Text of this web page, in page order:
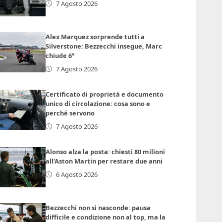
7 Agosto 2026
Alex Marquez sorprende tutti a
Silverstone: Bezzecchi insegue, Marc
chiude 6°
7 Agosto 2026
Certificato di proprietà e documento
unico di circolazione: cosa sono e
perché servono
7 Agosto 2026
Alonso alza la posta: chiesti 80 milioni
all’Aston Martin per restare due anni
6 Agosto 2026
Bezzecchi non si nasconde: pausa
difficile e condizione non al top, ma la